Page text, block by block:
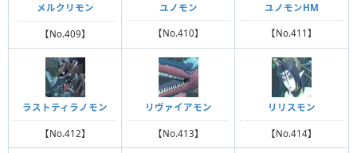
メルクリモン
【No.409】
ユノモン
【No.410】
ユノモンHM
【No.411】
ラストティラノモン
【No.412】
リヴァイアモン
【No.413】
リリスモン
【No.414】